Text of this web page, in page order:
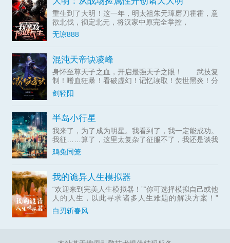
重生到了大明！这一年，明太祖朱元璋磨刀霍霍，意
欲北伐，彻定北元，将汉家中原完全掌控，
无谅888
混沌天帝诀凌峰
身怀至尊天子之血，开启最强天子之眼！ 武技复
制！嗜血狂暴！看破虚幻！记忆读取！焚世黑炎！分
身瞬移！空间粉碎！无限视界！时间静止！……
【混沌天帝】凌峰：“我凭这双眼，敢叫天地颤栗！”
剑轻阳
半岛小行星
我来了，为了成为明星。我看到了，我一定能成功。
我征……算了，这里太复杂了征服不了，我还是谈我
的恋爱吧。
鸡兔同笼
我的诡异人生模拟器
“欢迎来到完美人生模拟器！”“你可选择模拟自己或他
人的人生，以此寻求诸多人生难题的解决方案！”
……一块从已故双亲手里传下来的手表，让苏午开启
了未来人生模拟器。他本以为自己真的可以借着这个
白刃斩春风